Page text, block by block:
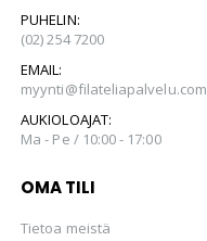
PUHELIN:
(02) 254 7200
EMAIL:
myynti@filateliapalvelu.com
AUKIOLOAJAT:
Ma - Pe / 10:00 - 17:00
OMA TILI
Tietoa meistä